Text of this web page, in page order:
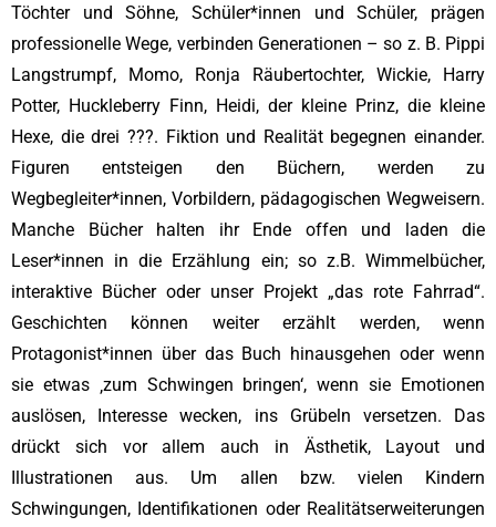
Töchter und Söhne, Schüler*innen und Schüler, prägen
professionelle Wege, verbinden Generationen – so z. B. Pippi
Langstrumpf, Momo, Ronja Räubertochter, Wickie, Harry
Potter, Huckleberry Finn, Heidi, der kleine Prinz, die kleine
Hexe, die drei ???. Fiktion und Realität begegnen einander.
Figuren entsteigen den Büchern, werden zu
Wegbegleiter*innen, Vorbildern, pädagogischen Wegweisern.
Manche Bücher halten ihr Ende offen und laden die
Leser*innen in die Erzählung ein; so z.B. Wimmelbücher,
interaktive Bücher oder unser Projekt „das rote Fahrrad“.
Geschichten können weiter erzählt werden, wenn
Protagonist*innen über das Buch hinausgehen oder wenn
sie etwas ‚zum Schwingen bringen‘, wenn sie Emotionen
auslösen, Interesse wecken, ins Grübeln versetzen. Das
drückt sich vor allem auch in Ästhetik, Layout und
Illustrationen aus. Um allen bzw. vielen Kindern
Schwingungen, Identifikationen oder Realitätserweiterungen